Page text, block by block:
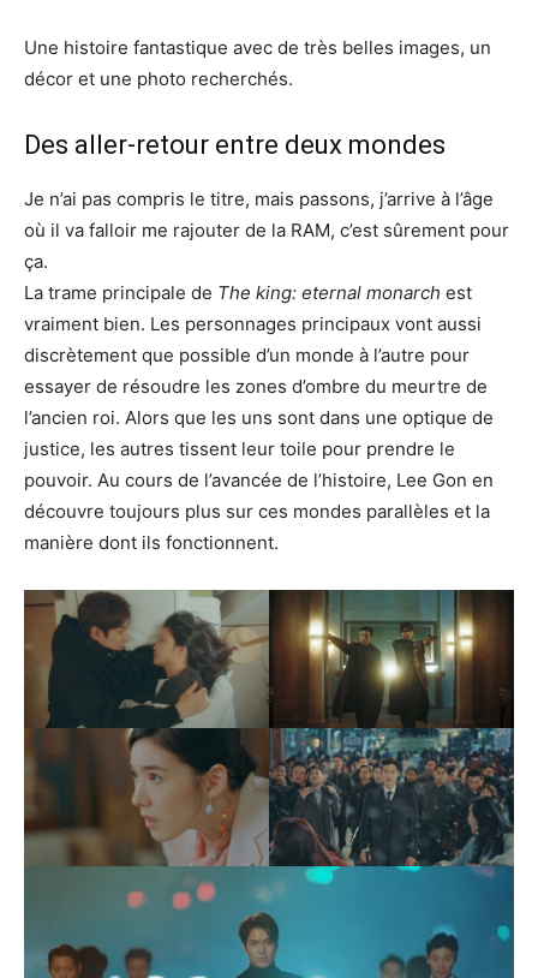
Une histoire fantastique avec de très belles images, un
décor et une photo recherchés.
Des aller-retour entre deux mondes
Je n’ai pas compris le titre, mais passons, j’arrive à l’âge
où il va falloir me rajouter de la RAM, c’est sûrement pour
ça.
La trame principale de The king: eternal monarch est
vraiment bien. Les personnages principaux vont aussi
discrètement que possible d’un monde à l’autre pour
essayer de résoudre les zones d’ombre du meurtre de
l’ancien roi. Alors que les uns sont dans une optique de
justice, les autres tissent leur toile pour prendre le
pouvoir. Au cours de l’avancée de l’histoire, Lee Gon en
découvre toujours plus sur ces mondes parallèles et la
manière dont ils fonctionnent.